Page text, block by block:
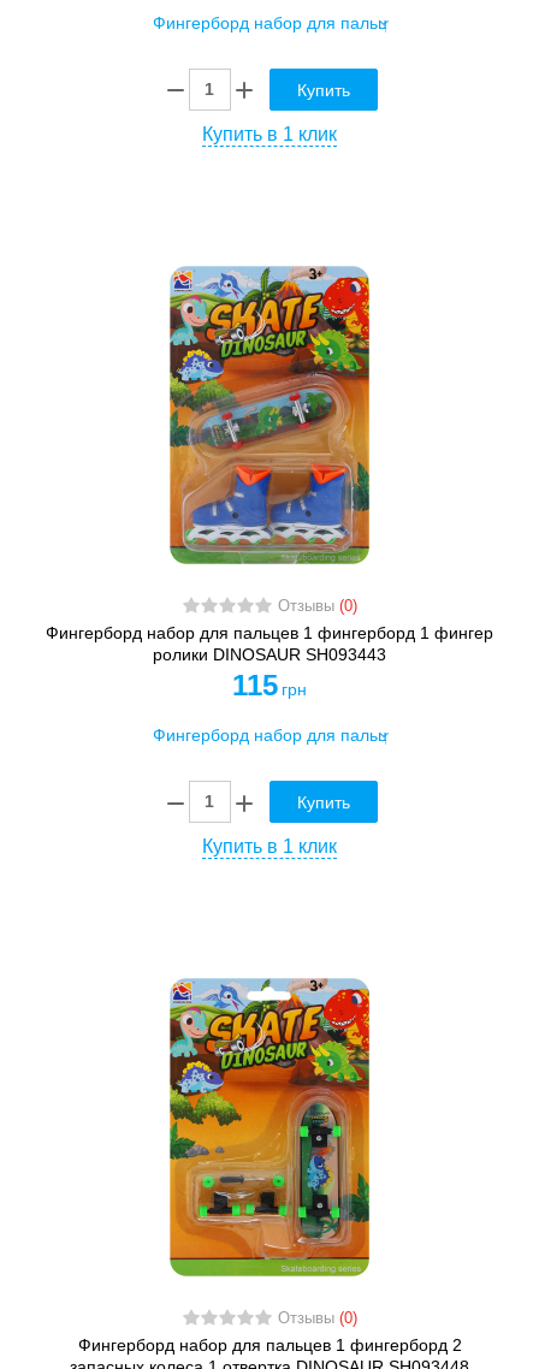
Купить
Купить в 1 клик
Отзывы (0)
Фингерборд набор для пальцев 1 фингерборд 1 фингер
ролики DINOSAUR SH093443
115 грн
Купить
Купить в 1 клик
Отзывы (0)
Фингерборд набор для пальцев 1 фингерборд 2